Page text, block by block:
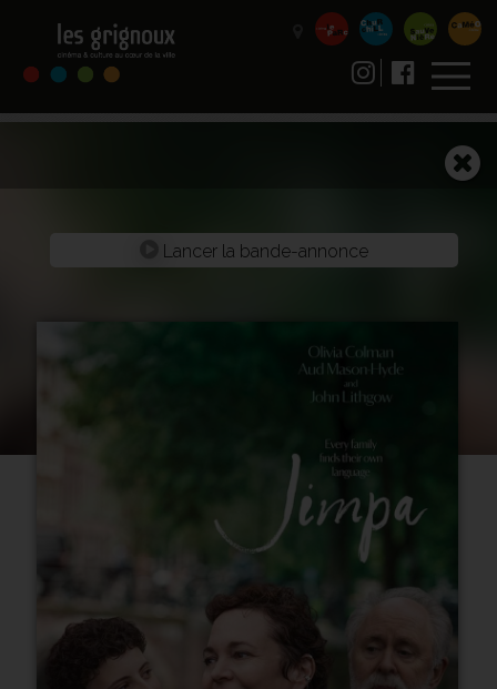
Lancer la bande-annonce